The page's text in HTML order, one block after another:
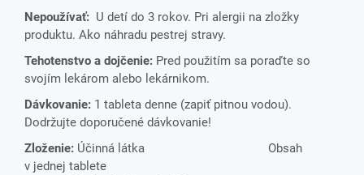
Nepoužívať: U detí do 3 rokov. Pri alergii na zložky
produktu. Ako náhradu pestrej stravy.
Tehotenstvo a dojčenie: Pred použitím sa poraďte so
svojím lekárom alebo lekárnikom.
Dávkovanie: 1 tableta denne (zapiť pitnou vodou).
Dodržujte doporučené dávkovanie!
Zloženie: Účinná látka Obsah
v jednej tablete